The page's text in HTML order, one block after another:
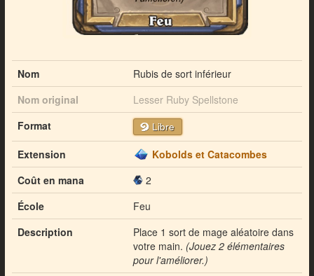
Nom
Rubis de sort inférieur
Nom original
Lesser Ruby Spellstone
Format
Libre
Extension
Kobolds et Catacombes
Coût en mana
2
École
Feu
Description
Place 1 sort de mage aléatoire dans
votre main. (Jouez 2 élémentaires
pour l'améliorer.)